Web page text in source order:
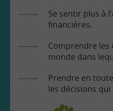
Se sentir plus à
financières.
Comprendre les
monde dans
Prendre en
les décisions